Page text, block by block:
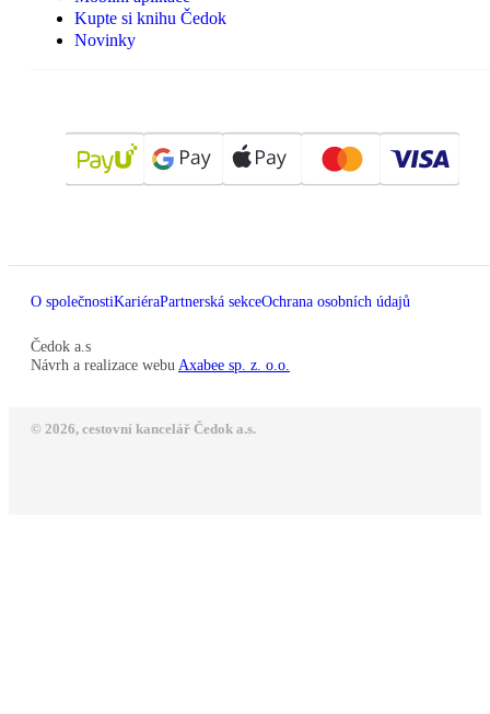
Kupte si knihu Čedok
Novinky
O společnostiKariéraPartnerská sekceOchrana osobních údajů
Čedok a.s
Návrh a realizace webu Axabee sp. z. o.o.
© 2026, cestovní kancelář Čedok a.s.